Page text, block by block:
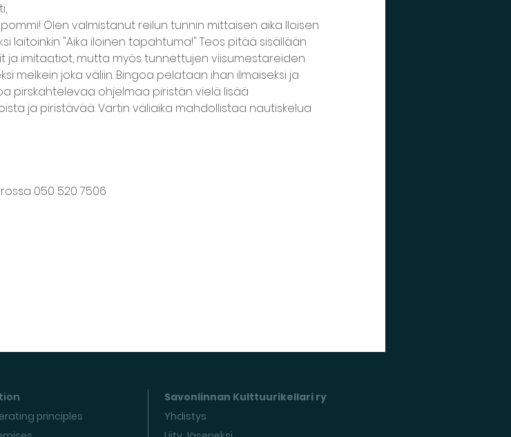
Olen valmistanut reilun tunnin mittaisen aika Iloisen
laitoinkin "Aika iloinen tapahtuma!" Teos pitää sisällään
ja imitaatiot, mutta myös tunnettujen viisumestareiden
melkein joka väliin. Bingoa pelataan ihan ilmaiseksi ja
pirskahtelevaa ohjelmaa piristän vielä lisää
ja piristävää. Vartin väliaika mahdollistaa nautiskelua
050 520 7506
principles
Savonlinnan Kulttuurikellari ry
Yhdistys